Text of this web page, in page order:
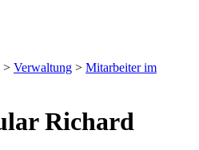
> Verwaltung > Mitarbeiter im
Richard